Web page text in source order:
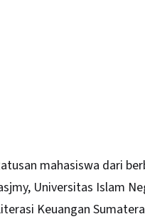
mahasiswa dari
Universitas Islam
Keuangan Sumatera